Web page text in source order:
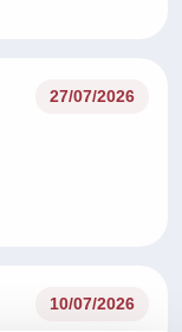
27/07/2026
10/07/2026